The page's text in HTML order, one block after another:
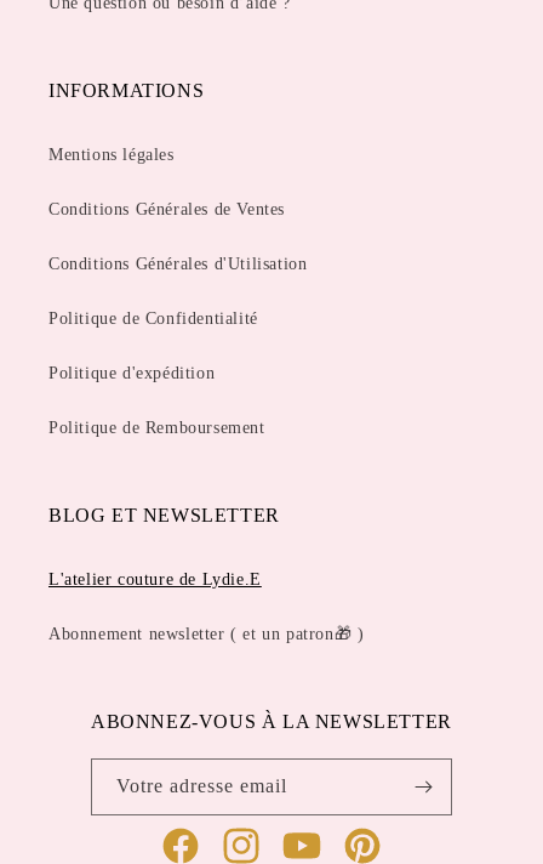
INFORMATIONS
Mentions légales
Conditions Générales de Ventes
Conditions Générales d'Utilisation
Politique de Confidentialité
Politique d'expédition
Politique de Remboursement
BLOG ET NEWSLETTER
L'atelier couture de Lydie.E
Abonnement newsletter ( et un patron🎁 )
ABONNEZ-VOUS À LA NEWSLETTER
Votre adresse email
FacebookInstagramYouTubePinterest